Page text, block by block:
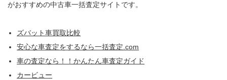
がおすすめの中古車一括査定サイトです。
ズバット車買取比較
安心な車査定をするなら一括査定.com
車の査定なら！！かんたん車査定ガイド
カービュー